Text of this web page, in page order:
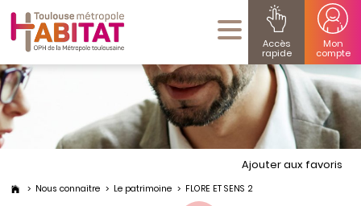
Accès
rapide
Mon
compte
Nous connaitre Le patrimoine FLORE ET SENS 2
Ajouter aux favoris